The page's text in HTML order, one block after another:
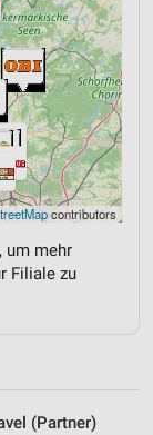
contributors
um mehr
Filiale zu
(Partner)